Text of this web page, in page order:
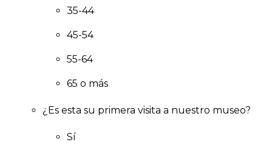
35-44
45-54
55-64
65 o más
¿Es esta su primera visita a nuestro museo?
Sí